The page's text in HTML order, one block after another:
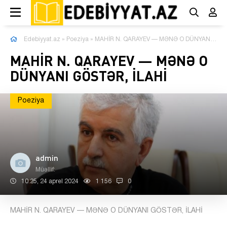
Edebiyyat.az » Poeziya » MAHİR N. QARAYEV — MƏNƏ O DÜNYANI GÖSTƏR, İLAHİ
MAHİR N. QARAYEV — MƏNƏ O
DÜNYANI GÖSTƏR, İLAHİ
Poeziya
admin
Müəllif:
10:25, 24 aprel 2024 1 156 0
MAHİR N. QARAYEV — MƏNƏ O DÜNYANI GÖSTƏR, İLAHİ